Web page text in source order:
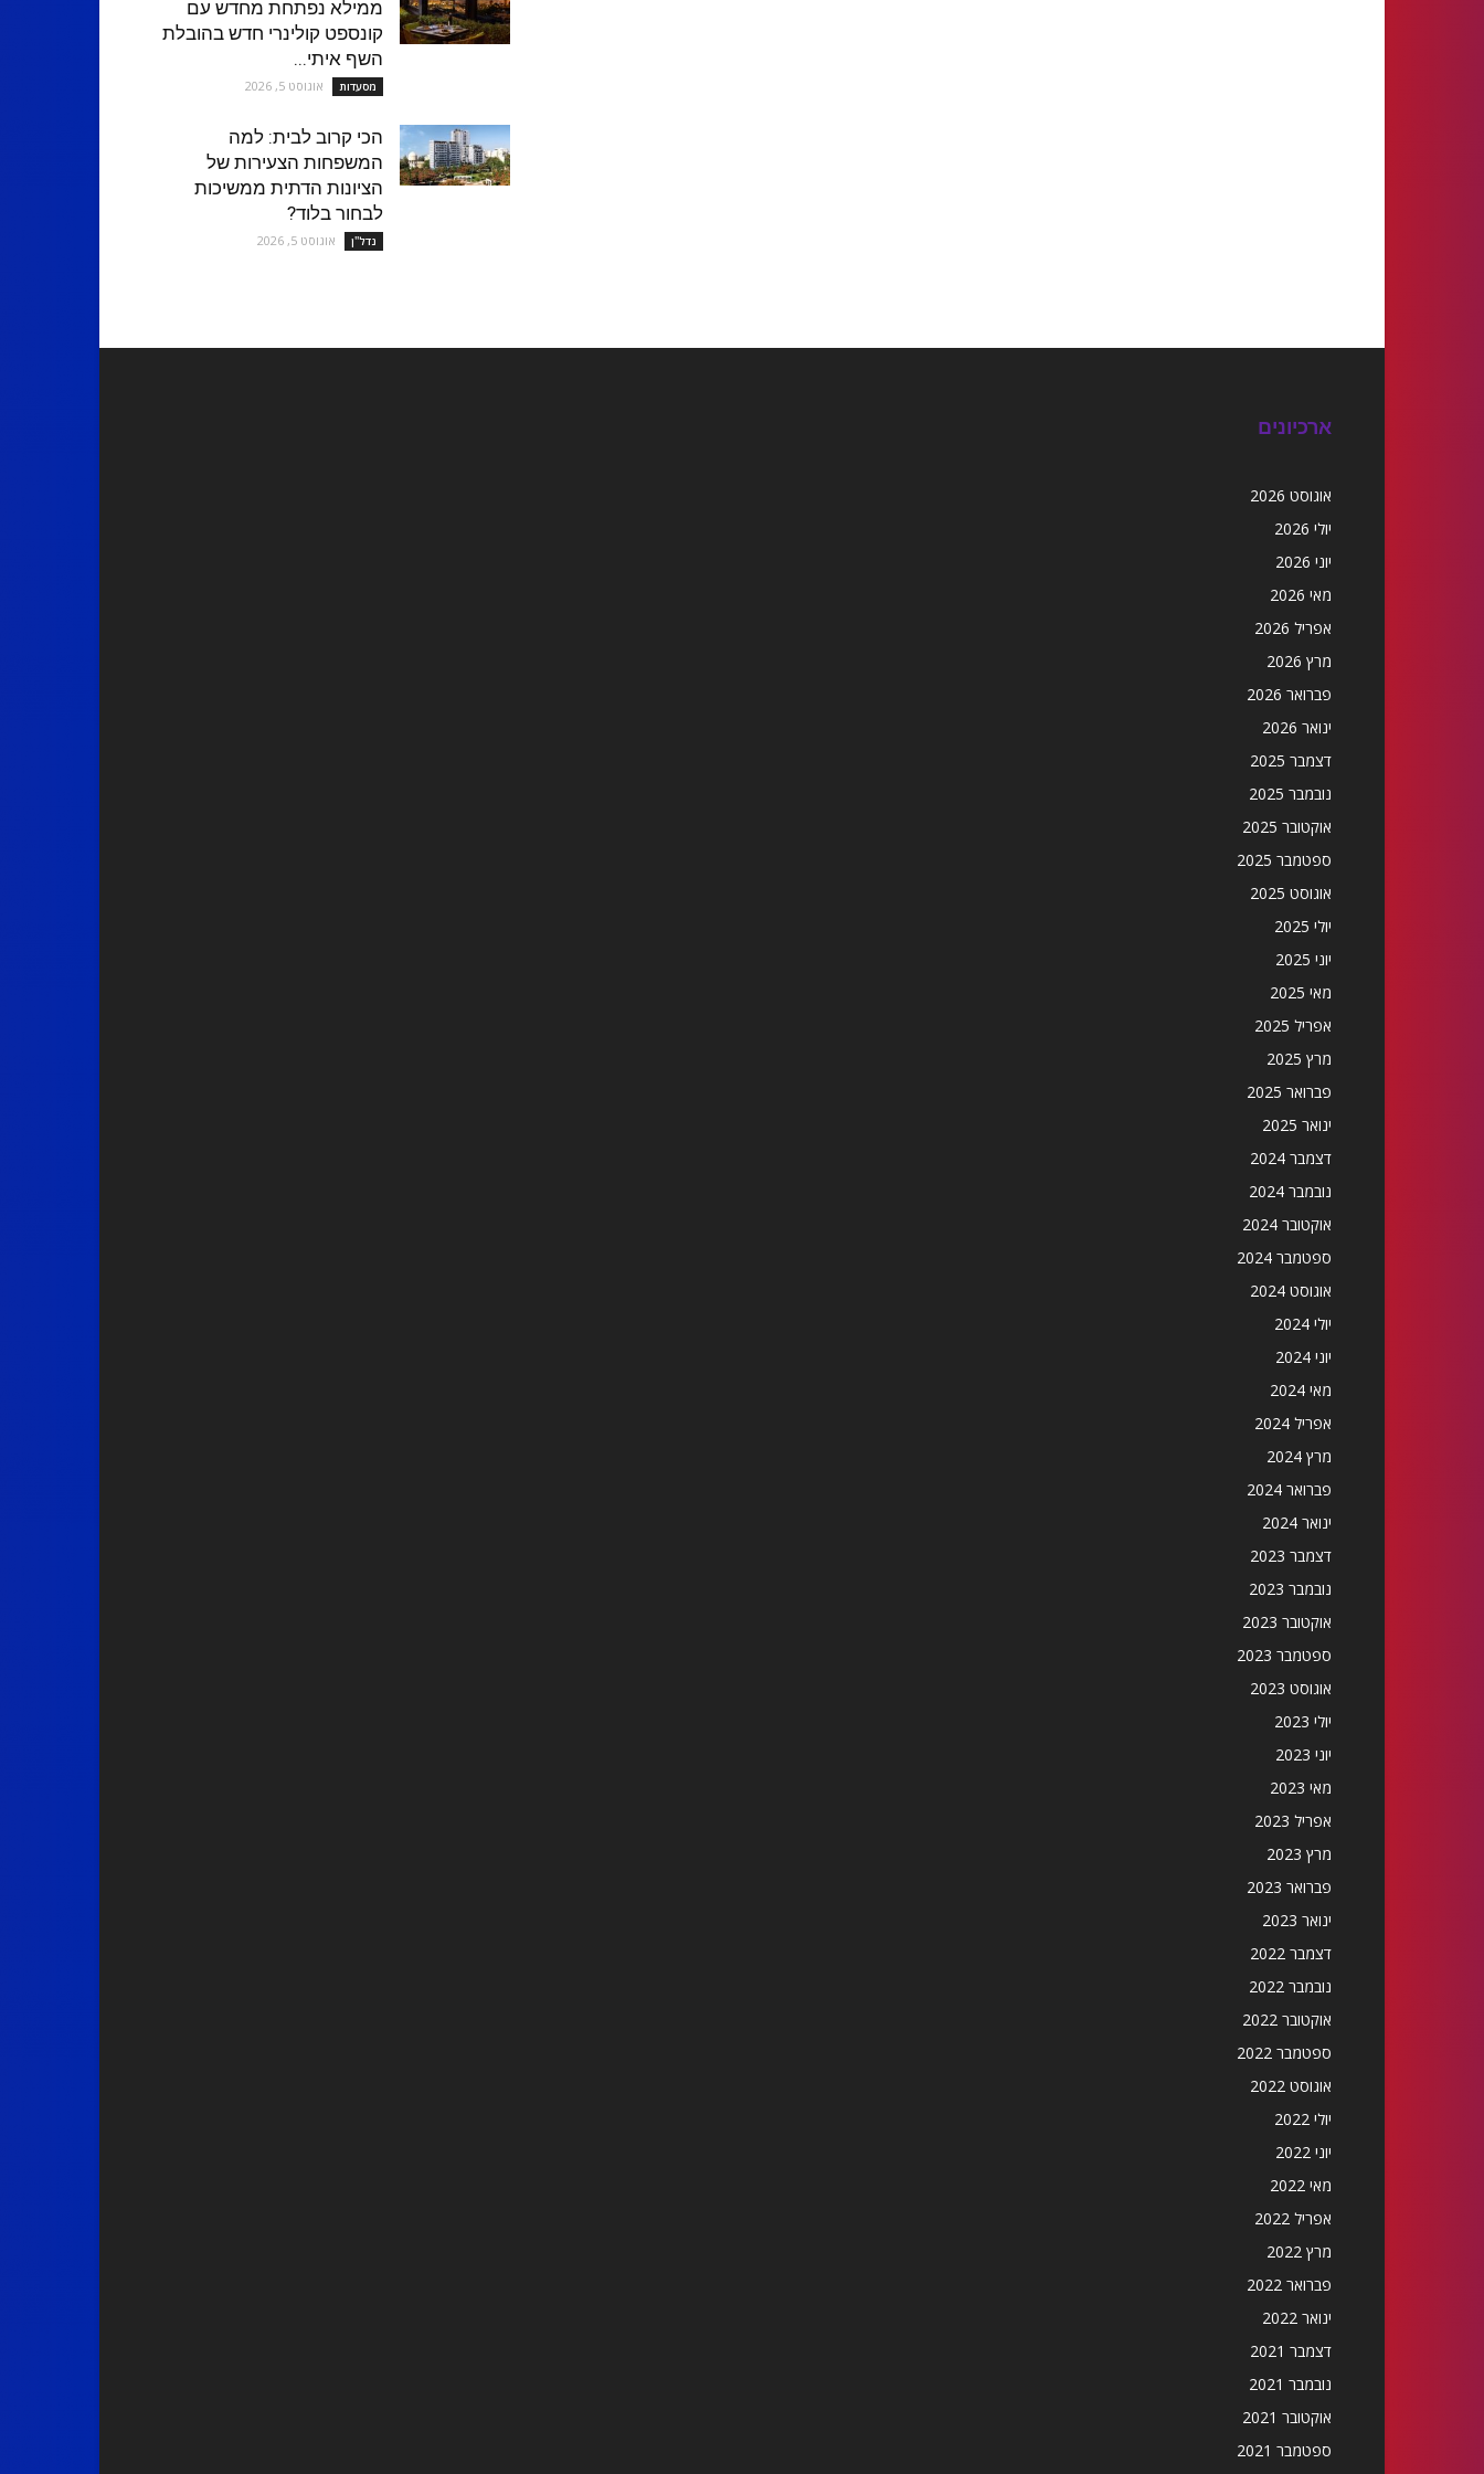
ממילא נפתחת מחדש עם
קונספט קולינרי חדש בהובלת
השף איתי...
מסעדות אוגוסט 5, 2026
הכי קרוב לבית: למה
המשפחות הצעירות של
הציונות הדתית ממשיכות
לבחור בלוד?
נדל''ן אוגוסט 5, 2026
ארכיונים
אוגוסט 2026
יולי 2026
יוני 2026
מאי 2026
אפריל 2026
מרץ 2026
פברואר 2026
ינואר 2026
דצמבר 2025
נובמבר 2025
אוקטובר 2025
ספטמבר 2025
אוגוסט 2025
יולי 2025
יוני 2025
מאי 2025
אפריל 2025
מרץ 2025
פברואר 2025
ינואר 2025
דצמבר 2024
נובמבר 2024
אוקטובר 2024
ספטמבר 2024
אוגוסט 2024
יולי 2024
יוני 2024
מאי 2024
אפריל 2024
מרץ 2024
פברואר 2024
ינואר 2024
דצמבר 2023
נובמבר 2023
אוקטובר 2023
ספטמבר 2023
אוגוסט 2023
יולי 2023
יוני 2023
מאי 2023
אפריל 2023
מרץ 2023
פברואר 2023
ינואר 2023
דצמבר 2022
נובמבר 2022
אוקטובר 2022
ספטמבר 2022
אוגוסט 2022
יולי 2022
יוני 2022
מאי 2022
אפריל 2022
מרץ 2022
פברואר 2022
ינואר 2022
דצמבר 2021
נובמבר 2021
אוקטובר 2021
ספטמבר 2021